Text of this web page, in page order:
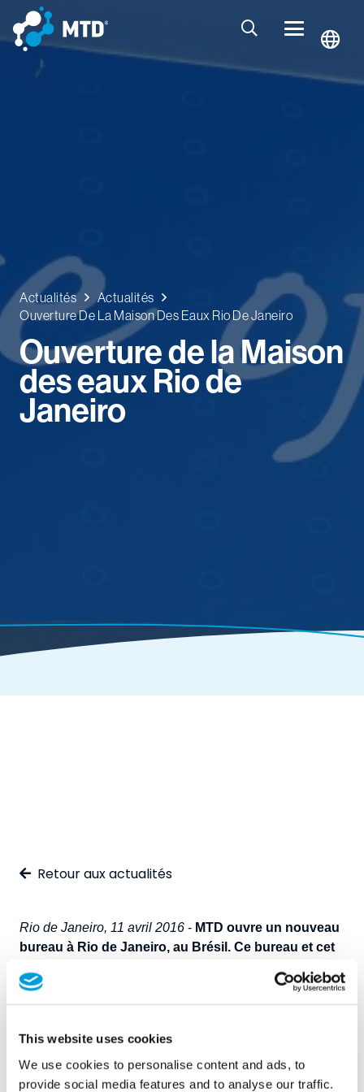
This website uses cookies
We use cookies to personalise content and ads, to
provide social media features and to analyse our traffic.
Actualités
Actualités
Ouverture De La Maison Des Eaux Rio De Janeiro
Ouverture de la Maison
des eaux Rio de
Janeiro
Retour aux actualités
Rio de Janeiro, 11 avril 2016 - MTD ouvre un nouveau
bureau à Rio de Janeiro, au Brésil. Ce bureau et cet
situés sur l'Avenida das Américas à Rio de Janeiro.
dans ses environs. Le consul des Pays-Bas était présent
pour couper le ruban avec le directeur/propriétaire Hans
Verhoeven.